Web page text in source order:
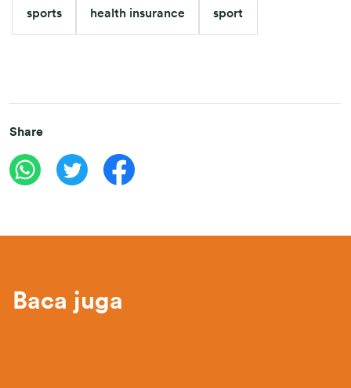
sports health insurance sport
Share
Baca juga